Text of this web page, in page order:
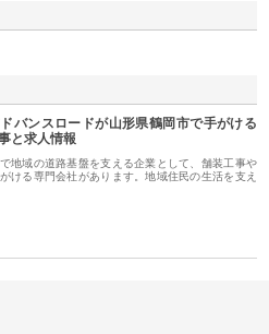
バンスロードが山形県鶴岡市で手がける
と求人情報
地域の道路基盤を支える企業として、舗装工事や
ける専門会社があります。地域住民の生活を支え